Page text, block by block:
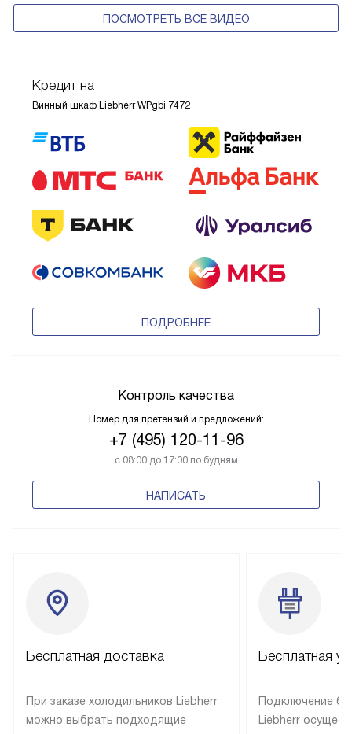
ПОСМОТРЕТЬ ВСЕ ВИДЕО
Кредит на
Винный шкаф Liebherr WPgbi 7472
ПОДРОБНЕЕ
Контроль качества
Номер для претензий и предложений:
+7 (495) 120-11-96
с 08:00 до 17:00 по будням
НАПИСАТЬ
Бесплатная доставка
При заказе холодильников Liebherr
можно выбрать подходящие
Бесплатная
Подключение
Liebherr